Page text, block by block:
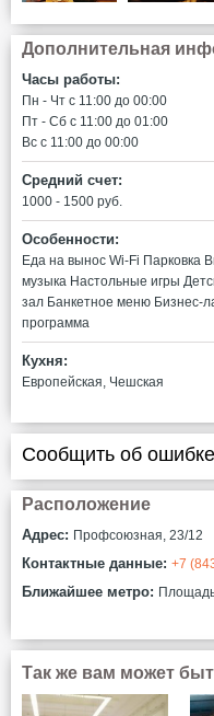
Дополнительная
Часы работы:
Пн - Чт c 11:00 до 00:00
Пт - Сб c 11:00 до 01:00
Вс c 11:00 до 00:00
Средний счет:
1000 - 1500 руб.
Особенности:
Еда на вынос Wi-Fi Парковка
музыка Настольные игры
зал Банкетное меню Бизнес-
программа
Кухня:
Европейская, Чешская
Сообщить об ошибке
Расположение
Адрес: Профсоюзная, 23/12
Контактные данные: +7
Ближайшее метро:
Так же вам может